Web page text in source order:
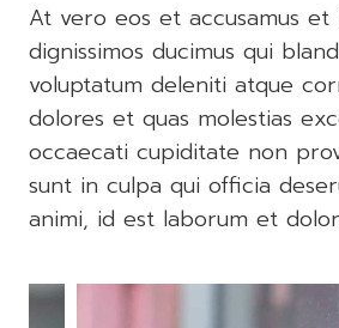
At vero eos et accusamus et
dignissimos ducimus qui
voluptatum deleniti atque
dolores et quas molestias
occaecati cupiditate non
sunt in culpa qui officia
animi, id est laborum et